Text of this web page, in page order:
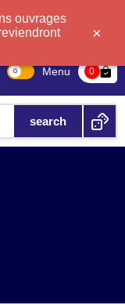
Menu 0 bag-check
ouvrages
×